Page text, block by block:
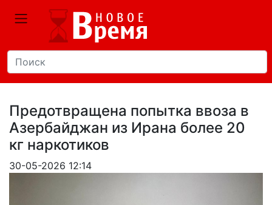
Предотвращена попытка ввоза в
Азербайджан из Ирана более 20
кг наркотиков
30-05-2026 12:14